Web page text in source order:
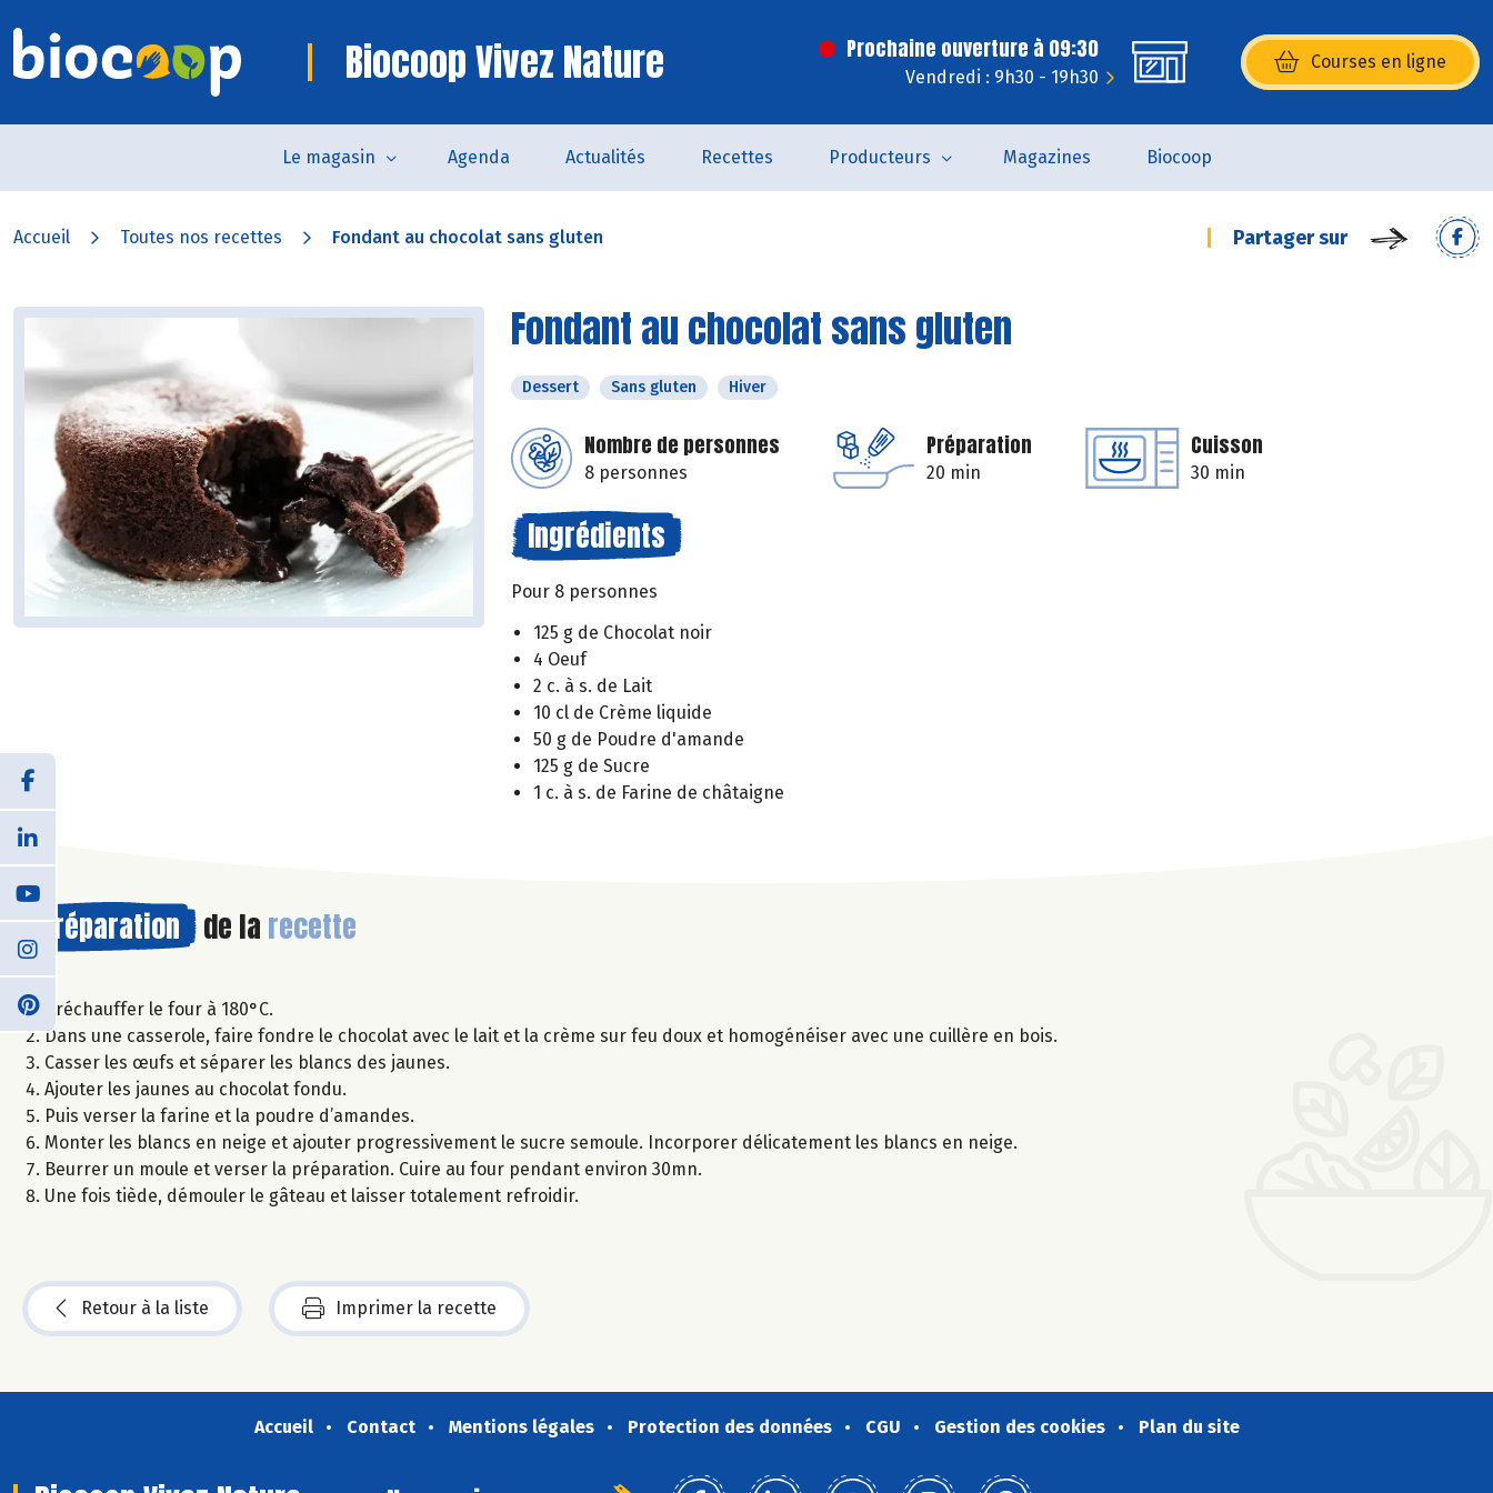
Biocoop Vivez Nature Prochaine ouverture à 09:30
Vendredi : 9h30 - 19h30
Courses en ligne
(s’ouvre dans une nouvelle
Le magasin Agenda Actualités Recettes Producteurs Magazines Biocoop
Accueil Toutes nos recettes Fondant au chocolat sans gluten Partager sur
Fondant au chocolat sans gluten
Dessert Sans gluten Hiver
Nombre de personnes
8 personnes
Préparation
20 min
Cuisson
30 min
Ingrédients
Pour 8 personnes
125 g de Chocolat noir
4 Oeuf
2 c. à s. de Lait
10 cl de Crème liquide
50 g de Poudre d'amande
125 g de Sucre
1 c. à s. de Farine de châtaigne
Préparation de la recette
Préchauffer le four à 180°C.
Dans une casserole, faire fondre le chocolat avec le lait et la crème sur feu doux et homogénéiser avec une cuillère en bois.
Casser les œufs et séparer les blancs des jaunes.
Ajouter les jaunes au chocolat fondu.
Puis verser la farine et la poudre d’amandes.
Monter les blancs en neige et ajouter progressivement le sucre semoule. Incorporer délicatement les blancs en neige.
Beurrer un moule et verser la préparation. Cuire au four pendant environ 30mn.
Une fois tiède, démouler le gâteau et laisser totalement refroidir.
Retour à la liste Imprimer la recette
Accueil Contact Mentions légales Protection des données CGU Gestion des cookies Plan du site